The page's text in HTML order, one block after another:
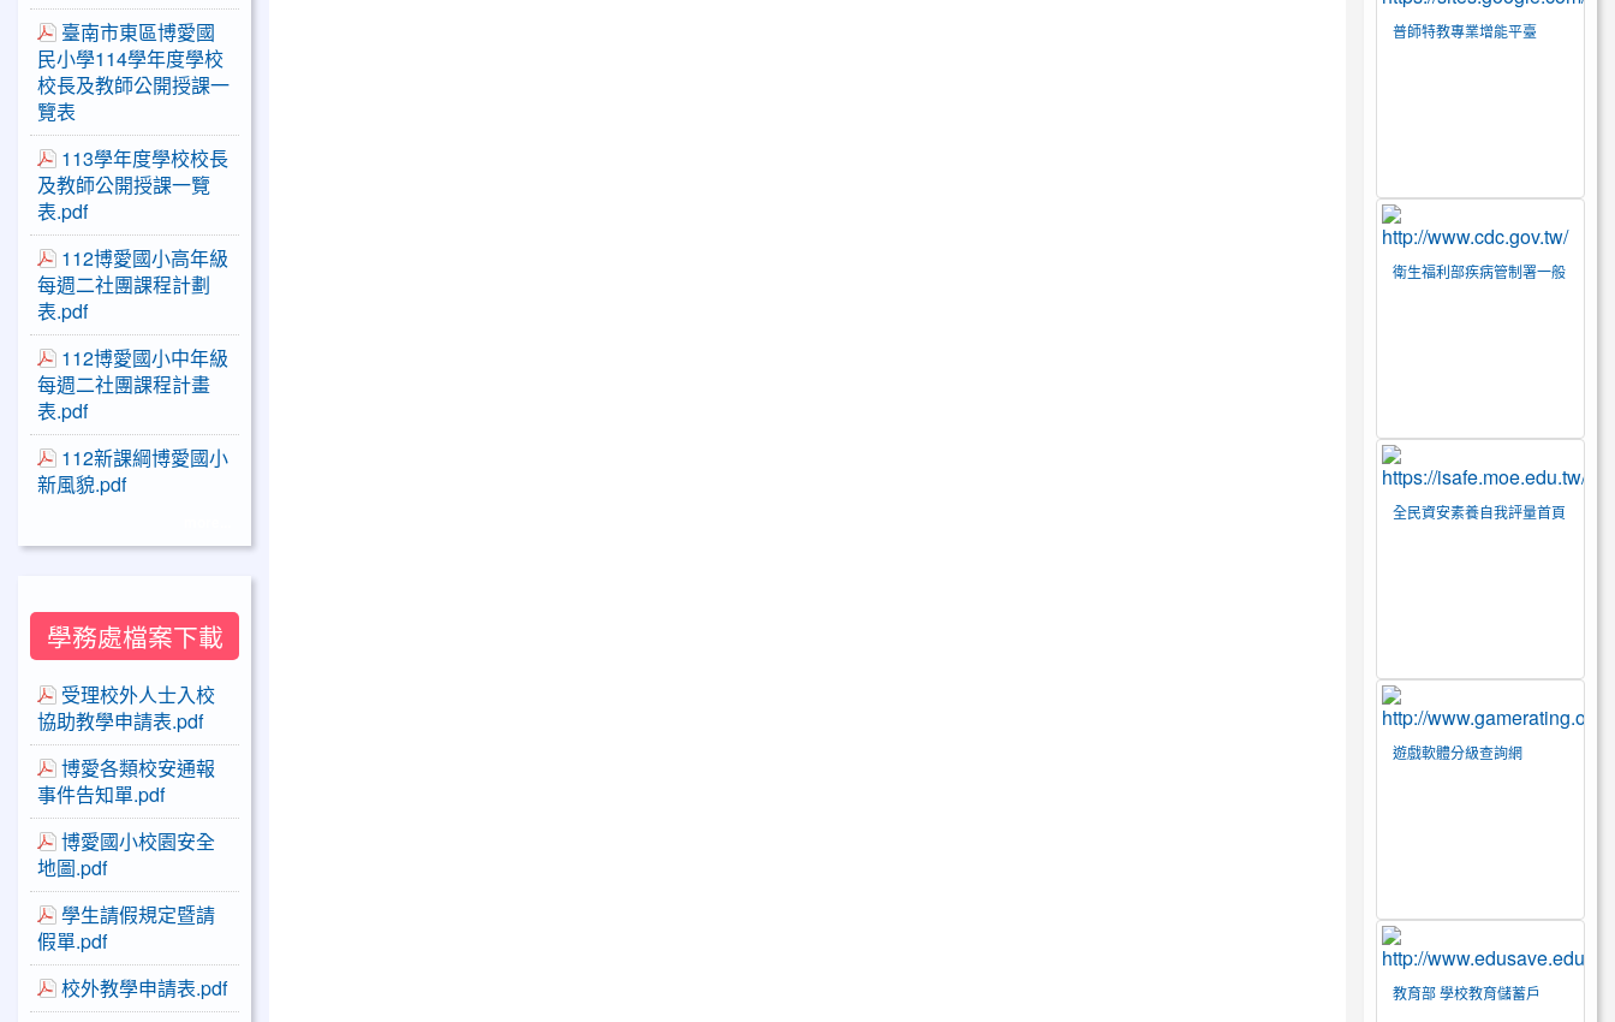
臺南市東區博愛國
民小學114學年度學校
校長及教師公開授課一
覽表
113學年度學校校長
及教師公開授課一覽
表.pdf
112博愛國小高年級
每週二社團課程計劃
表.pdf
112博愛國小中年級
每週二社團課程計畫
表.pdf
112新課綱博愛國小
新風貌.pdf
學務處檔案下載
受理校外人士入校
協助教學申請表.pdf
博愛各類校安通報
事件告知單.pdf
博愛國小校園安全
地圖.pdf
學生請假規定暨請
假單.pdf
校外教學申請表.pdf
普師特教專業增能平臺
衛生福利部疾病管制署一般
全民資安素養自我評量首頁
遊戲軟體分級查詢網
教育部 學校教育儲蓄戶